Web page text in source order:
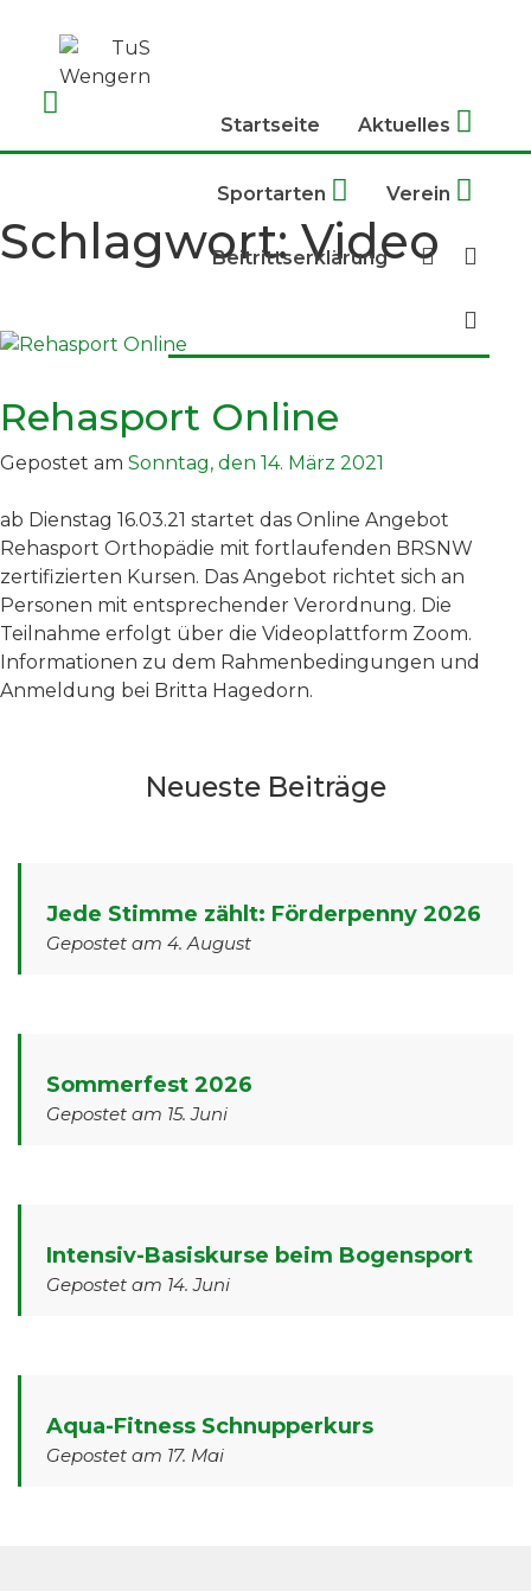
content
Startseite Aktuelles
Sportarten Verein
Beitrittserklärung
Schlagwort:Video
Rehasport Online
Gepostet am Sonntag, den 14. März 2021
ab Dienstag 16.03.21 startet das Online Angebot
Rehasport Orthopädie mit fortlaufenden BRSNW
zertifizierten Kursen. Das Angebot richtet sich an
Personen mit entsprechender Verordnung. Die
Teilnahme erfolgt über die Videoplattform Zoom.
Informationen zu dem Rahmenbedingungen und
Anmeldung bei Britta Hagedorn.
Neueste Beiträge
Jede Stimme zählt: Förderpenny 2026
Gepostet am 4. August
Sommerfest 2026
Gepostet am 15. Juni
Intensiv-Basiskurse beim Bogensport
Gepostet am 14. Juni
Aqua-Fitness Schnupperkurs
Gepostet am 17. Mai